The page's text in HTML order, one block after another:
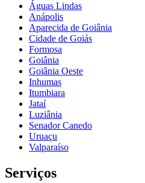
Águas Lindas
Anápolis
Aparecida de Goiânia
Cidade de Goiás
Formosa
Goiânia
Goiânia Oeste
Inhumas
Itumbiara
Jataí
Luziânia
Senador Canedo
Uruaçu
Valparaíso
Serviços